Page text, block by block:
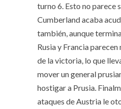
turno 6. Esto no parece
Cumberland acaba
también, aunque
Rusia y Francia
de la victoria, lo que
mover un general
hostigar a Prusia.
ataques de Austria le